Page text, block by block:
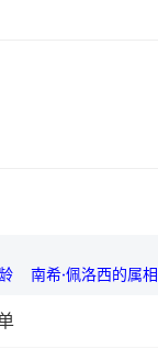
南希·佩洛西的属相